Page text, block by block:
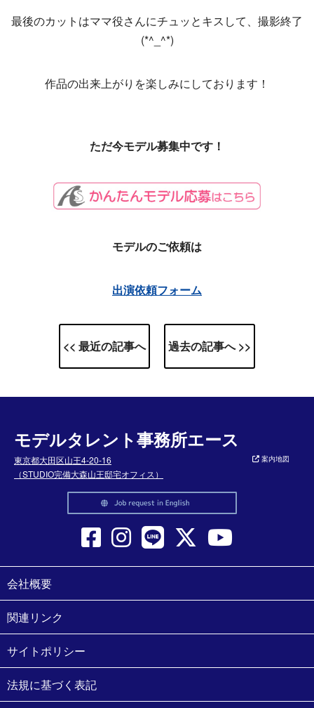
最後のカットはママ役さんにチュッとキスして、撮影終了
(*^_^*)
作品の出来上がりを楽しみにしております！
ただ今モデル募集中です！
モデルのご依頼は
出演依頼フォーム
<< 最近の記事へ 過去の記事へ >>
モデルタレント事務所エース
東京都大田区山王4-20-16
（STUDIO完備大森山王邸宅オフィス）
案内地図
会社概要
関連リンク
サイトポリシー
法規に基づく表記